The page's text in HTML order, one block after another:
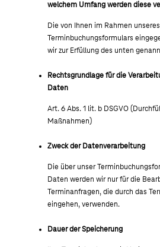
welchem Umfang werden diese
Die von Ihnen im Rahmen unseres
Terminbuchungsformulars
wir zur Erfüllung des unten
Rechtsgrundlage für die
Daten
Art. 6 Abs. 1 lit. b DSGVO
Maßnahmen)
Zweck der Datenverarbeitung
Die über unser
Daten werden wir nur für die
Terminanfragen, die durch das
eingehen, verwenden.
Dauer der Speicherung